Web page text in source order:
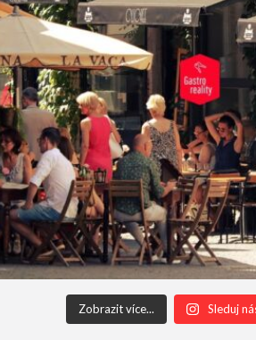
Zobrazit více... Sleduj